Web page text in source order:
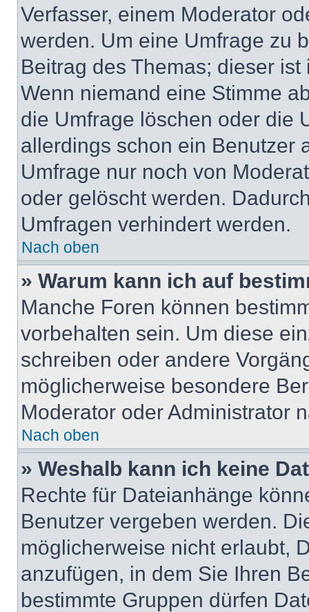
Verfasser, einem Moderator
werden. Um eine Umfrage zu
Beitrag des Themas; dieser
Wenn niemand eine Stimme
die Umfrage löschen oder die
allerdings schon ein Benutzer
Umfrage nur noch von
oder gelöscht werden.
Umfragen verhindert werden.
Nach oben
» Warum kann ich auf
Manche Foren können
vorbehalten sein. Um diese
schreiben oder andere
möglicherweise besondere
Moderator oder Administrator
Nach oben
» Weshalb kann ich keine
Rechte für Dateianhänge
Benutzer vergeben werden.
möglicherweise nicht erlaubt,
anzufügen, in dem Sie Ihren
bestimmte Gruppen dürfen